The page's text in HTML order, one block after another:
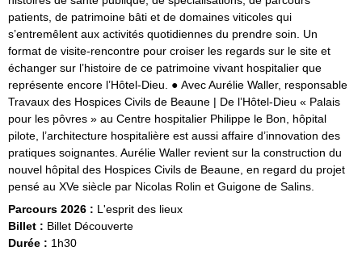
patients, de patrimoine bâti et de domaines viticoles qui
s’entremêlent aux activités quotidiennes du prendre soin. Un
format de visite-rencontre pour croiser les regards sur le site et
échanger sur l’histoire de ce patrimoine vivant hospitalier que
représente encore l’Hôtel-Dieu. ● Avec Aurélie Waller, responsable
Travaux des Hospices Civils de Beaune | De l’Hôtel-Dieu « Palais
pour les pôvres » au Centre hospitalier Philippe le Bon, hôpital
pilote, l’architecture hospitalière est aussi affaire d’innovation des
pratiques soignantes. Aurélie Waller revient sur la construction du
nouvel hôpital des Hospices Civils de Beaune, en regard du projet
pensé au XVe siècle par Nicolas Rolin et Guigone de Salins.
Parcours 2026 : L'esprit des lieux
Billet : Billet Découverte
Durée : 1h30